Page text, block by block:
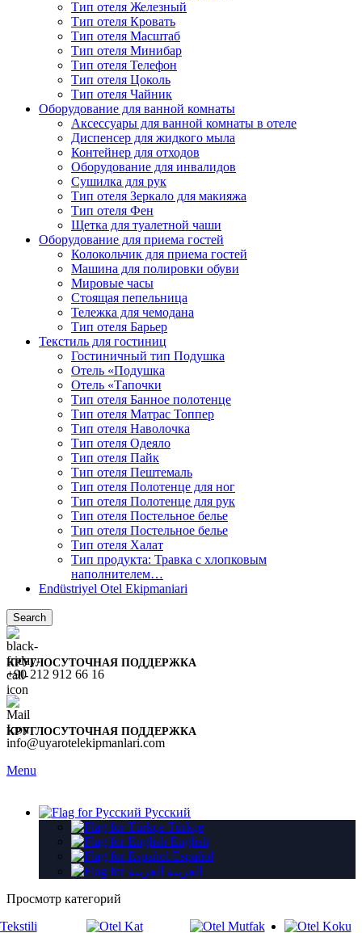
Тип отеля Железный
Тип отеля Кровать
Тип отеля Масштаб
Тип отеля Минибар
Тип отеля Телефон
Тип отеля Цоколь
Тип отеля Чайник
Оборудование для ванной комнаты
Аксессуары для ванной комнаты в отеле
Диспенсер для жидкого мыла
Контейнер для отходов
Оборудование для инвалидов
Сушилка для рук
Тип отеля Зеркало для макияжа
Тип отеля Фен
Щетка для туалетной чаши
Оборудование для приема гостей
Колокольчик для приема гостей
Машина для полировки обуви
Мировые часы
Стоящая пепельница
Тележка для чемодана
Тип отеля Барьер
Текстиль для гостиниц
Гостиничный тип Подушка
Отель «Подушка
Отель «Тапочки
Тип отеля Банное полотенце
Тип отеля Матрас Топпер
Тип отеля Наволочка
Тип отеля Одеяло
Тип отеля Пайк
Тип отеля Пештемаль
Тип отеля Полотенце для ног
Тип отеля Полотенце для рук
Тип отеля Постельное белье
Тип отеля Постельное белье
Тип отеля Халат
Тип продукта: Травка с хлопковым
наполнителем…
Endüstriyel Otel Ekipmaniari
Search
КРУГЛОСУТОЧНАЯ ПОДДЕРЖКА
+90 212 912 66 16
КРУГЛОСУТОЧНАЯ ПОДДЕРЖКА
info@uyarotelekipmanlari.com
Menu
Русский
Türkçe
English
Español
العربية
Просмотр категорий